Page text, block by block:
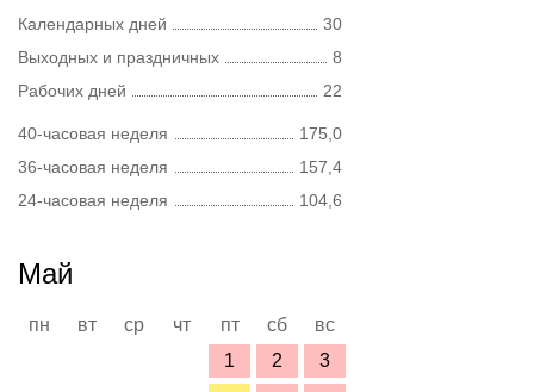
Календарных дней
30
Выходных и праздничных
8
Рабочих дней
22
40-часовая неделя
175,0
36-часовая неделя
157,4
24-часовая неделя
104,6
Май
пн вт ср чт пт сб
вс
1
2
3